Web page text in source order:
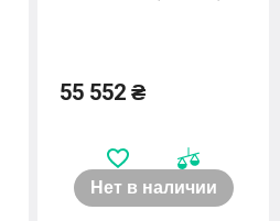
55 552 ₴
Нет в наличии